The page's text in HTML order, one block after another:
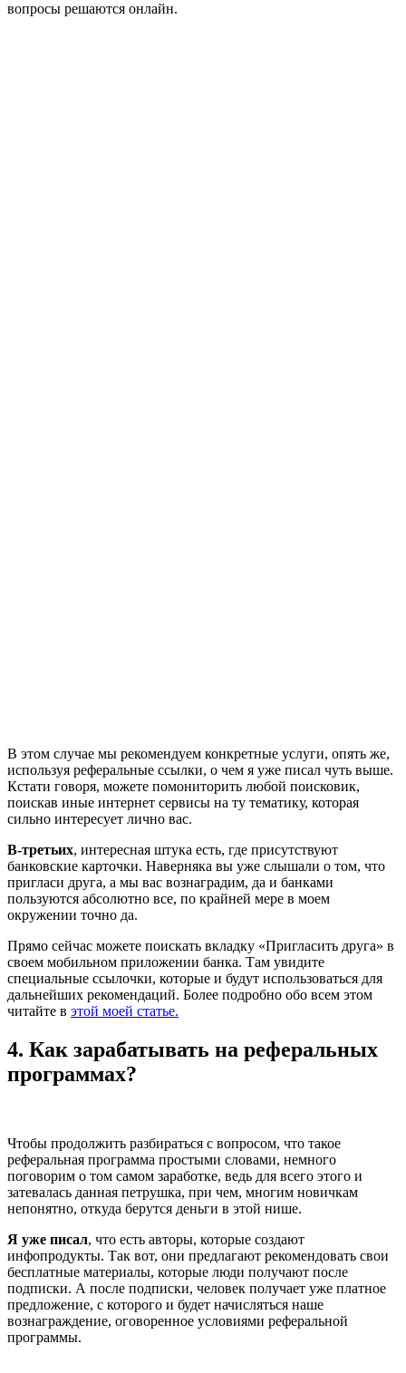
вопросы решаются онлайн.
В этом случае мы рекомендуем конкретные услуги, опять же,
используя реферальные ссылки, о чем я уже писал чуть выше.
Кстати говоря, можете помониторить любой поисковик,
поискав иные интернет сервисы на ту тематику, которая
сильно интересует лично вас.
В-третьих, интересная штука есть, где присутствуют
банковские карточки. Наверняка вы уже слышали о том, что
пригласи друга, а мы вас вознаградим, да и банками
пользуются абсолютно все, по крайней мере в моем
окружении точно да.
Прямо сейчас можете поискать вкладку «Пригласить друга» в
своем мобильном приложении банка. Там увидите
специальные ссылочки, которые и будут использоваться для
дальнейших рекомендаций. Более подробно обо всем этом
читайте в этой моей статье.
4. Как зарабатывать на реферальных
программах?
Чтобы продолжить разбираться с вопросом, что такое
реферальная программа простыми словами, немного
поговорим о том самом заработке, ведь для всего этого и
затевалась данная петрушка, при чем, многим новичкам
непонятно, откуда берутся деньги в этой нише.
Я уже писал, что есть авторы, которые создают
инфопродукты. Так вот, они предлагают рекомендовать свои
бесплатные материалы, которые люди получают после
подписки. А после подписки, человек получает уже платное
предложение, с которого и будет начисляться наше
вознаграждение, оговоренное условиями реферальной
программы.